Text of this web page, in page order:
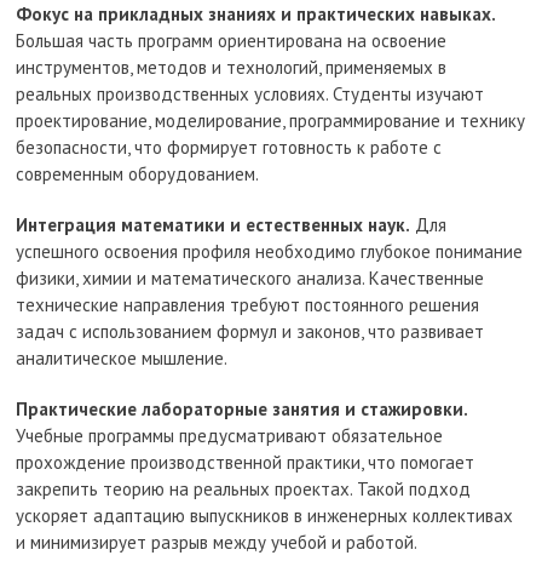
Фокус на прикладных знаниях и практических навыках.
Большая часть программ ориентирована на освоение
инструментов, методов и технологий, применяемых в
реальных производственных условиях. Студенты изучают
проектирование, моделирование, программирование и технику
безопасности, что формирует готовность к работе с
современным оборудованием.
Интеграция математики и естественных наук. Для
успешного освоения профиля необходимо глубокое понимание
физики, химии и математического анализа. Качественные
технические направления требуют постоянного решения
задач с использованием формул и законов, что развивает
аналитическое мышление.
Практические лабораторные занятия и стажировки.
Учебные программы предусматривают обязательное
прохождение производственной практики, что помогает
закрепить теорию на реальных проектах. Такой подход
ускоряет адаптацию выпускников в инженерных коллективах
и минимизирует разрыв между учебой и работой.